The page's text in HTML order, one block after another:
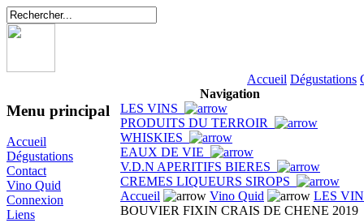
Accueil Dégustations
Menu principal
Accueil
Dégustations
Contact
Vino Quid
Connexion
Liens
Navigation
LES VINS
PRODUITS DU TERROIR
WHISKIES
EAUX DE VIE
V.D.N APERITIFS BIERES
CREMES LIQUEURS SIROPS
Accueil
Vino Quid
LES
BOUVIER FIXIN CRAIS DE CHENE 2019